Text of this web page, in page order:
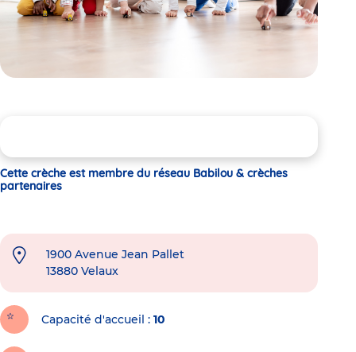
Cette crèche est membre du réseau Babilou & crèches
partenaires
1900 Avenue Jean Pallet
13880 Velaux
Capacité d'accueil 10